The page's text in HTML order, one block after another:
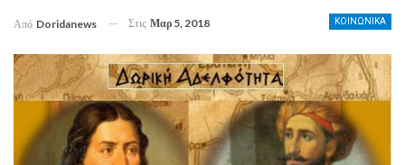
ΚΟΙΝΩΝΙΚΑ
Από Doridanews Στις Μαρ 5, 2018